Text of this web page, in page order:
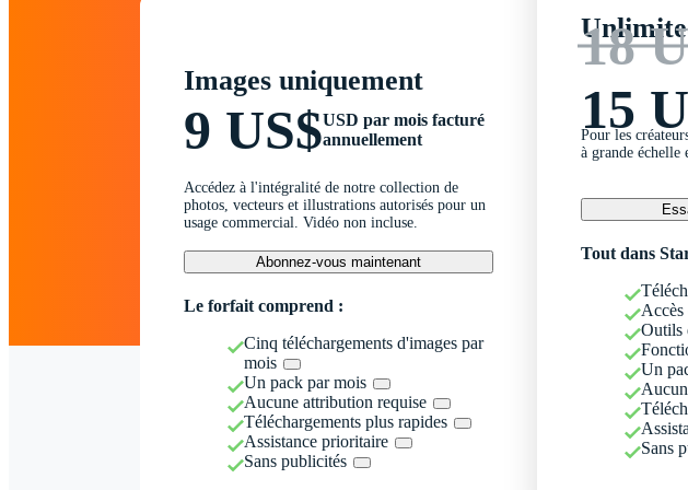
Images uniquement
9 US$USD par mois facturé
annuellement
Accédez à l'intégralité de notre collection de
photos, vecteurs et illustrations autorisés pour un
usage commercial. Vidéo non incluse.
Abonnez-vous maintenant
Le forfait comprend :
Cinq téléchargements d'images par
mois
Un pack par mois
Aucune attribution requise
Téléchargements plus rapides
Assistance prioritaire
Sans publicités
18
15
Pour les
à grande échelle
Tout dans
Accès
Outils
Un
Sans